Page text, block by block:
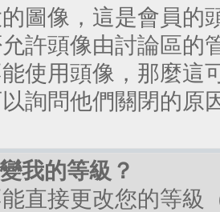
圖像，這是會員的
許頭像由討論區的
使用頭像，那麼這
詢問他們關閉的原
我的等級？
直接更改您的等級